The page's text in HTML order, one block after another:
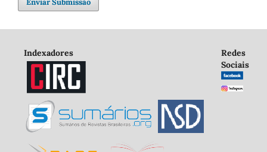
Enviar Submissão
Indexadores
Redes
Sociais